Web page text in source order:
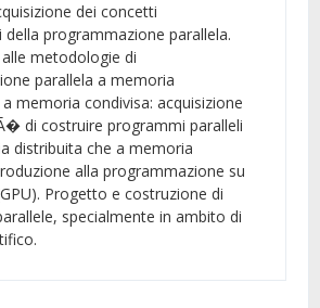
dei concetti
programmazione parallela.
metodologie di
parallela a memoria
memoria condivisa: acquisizione
di costruire programmi paralleli
distribuita che a memoria
alla programmazione su
Progetto e costruzione di
specialmente in ambito di